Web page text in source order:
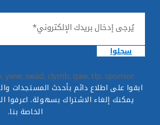
يُرجى إدخال بريدك الإلكتروني*
سجلوا
yww, swad, clymb, qaw, tlp, sponsor
ابقوا على اطلاع دائم بأحدث المستجدات
يمكنك إلغاء الاشتراك بسهولة. اعرفوا
الخاصة بنا.